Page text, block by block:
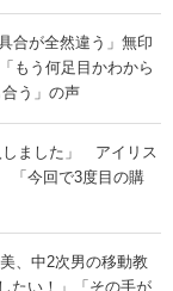
合が全然違う」無印
もう何足目かわから
う」の声
しました」 アイリス
「今回で3度目の購
、中2次男の移動教
たい！」「その手が